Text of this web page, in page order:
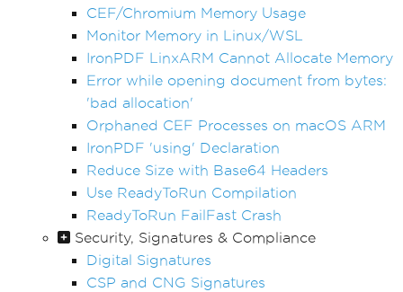
CEF/Chromium Memory Usage
Monitor Memory in Linux/WSL
IronPDF LinxARM Cannot Allocate Memory
Error while opening document from bytes:
'bad allocation'
Orphaned CEF Processes on macOS ARM
IronPDF 'using' Declaration
Reduce Size with Base64 Headers
Use ReadyToRun Compilation
ReadyToRun FailFast Crash
Security, Signatures & Compliance
Digital Signatures
CSP and CNG Signatures